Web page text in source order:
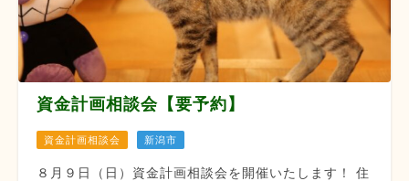
資金計画相談会【要予約】
資金計画相談会 新潟市
８月９日（日）資金計画相談会を開催いたします！ 住